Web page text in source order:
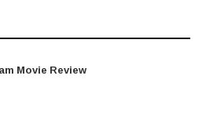
Movie Review